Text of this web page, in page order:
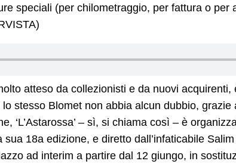
speciali (per chilometraggio, per fattura o per
atteso da collezionisti e da nuovi
stesso Blomet non abbia alcun dubbio, grazie
‘L’Astarossa’ – sì, si chiama così – è
18a edizione, e diretto dall’infaticabile
ad interim a partire dal 12 giungo, in